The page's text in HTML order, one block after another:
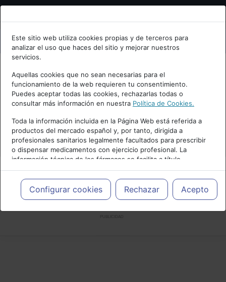
Bienvenid@ a psiquiatria.com
Escribe tu Email
Accede o regístrate con tu email.
Cancelar
Este sitio web utiliza cookies propias y de terceros para
analizar el uso que haces del sitio y mejorar nuestros
servicios.
Aquellas cookies que no sean necesarias para el
funcionamiento de la web requieren tu consentimiento.
Puedes aceptar todas las cookies, rechazarlas todas o
consultar más información en nuestra Política de Cookies.
Toda la información incluida en la Página Web está referida a
productos del mercado español y, por tanto, dirigida a
profesionales sanitarios legalmente facultados para prescribir
o dispensar medicamentos con ejercicio profesional. La
información técnica de los fármacos se facilita a título
meramente informativo, siendo responsabilidad de los
profesionales facultados prescribir medicamentos y decidir, en
cada caso concreto, el tratamiento más adecuado a las
necesidades del paciente.
Configurar cookies Rechazar Acepto